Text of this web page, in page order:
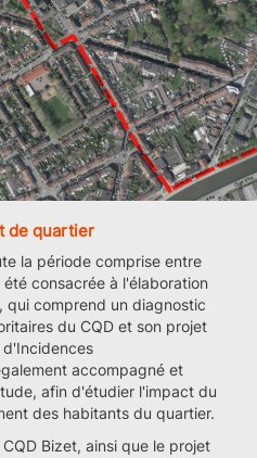
de quartier
la période comprise entre
consacrée à l'élaboration
qui comprend un diagnostic
du CQD et son projet
accompagné et
afin d'étudier l'impact du
des habitants du quartier.
Bizet, ainsi que le projet